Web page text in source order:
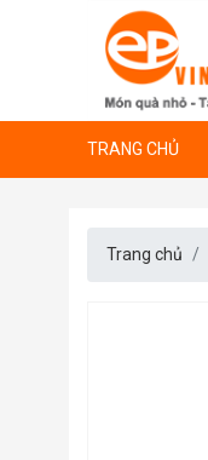
TRANG CHỦ
Trang chủ